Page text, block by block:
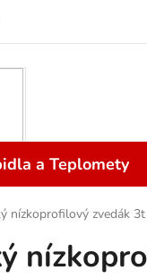
od kupní smlouvy do 14 dní
a Teplomety
nízkoprofilový zvedák 3t